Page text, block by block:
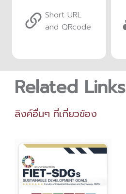
Short URL
and QRcode
Related Links
ลิงค์อื่นๆ ที่เกี่ยวข้อง